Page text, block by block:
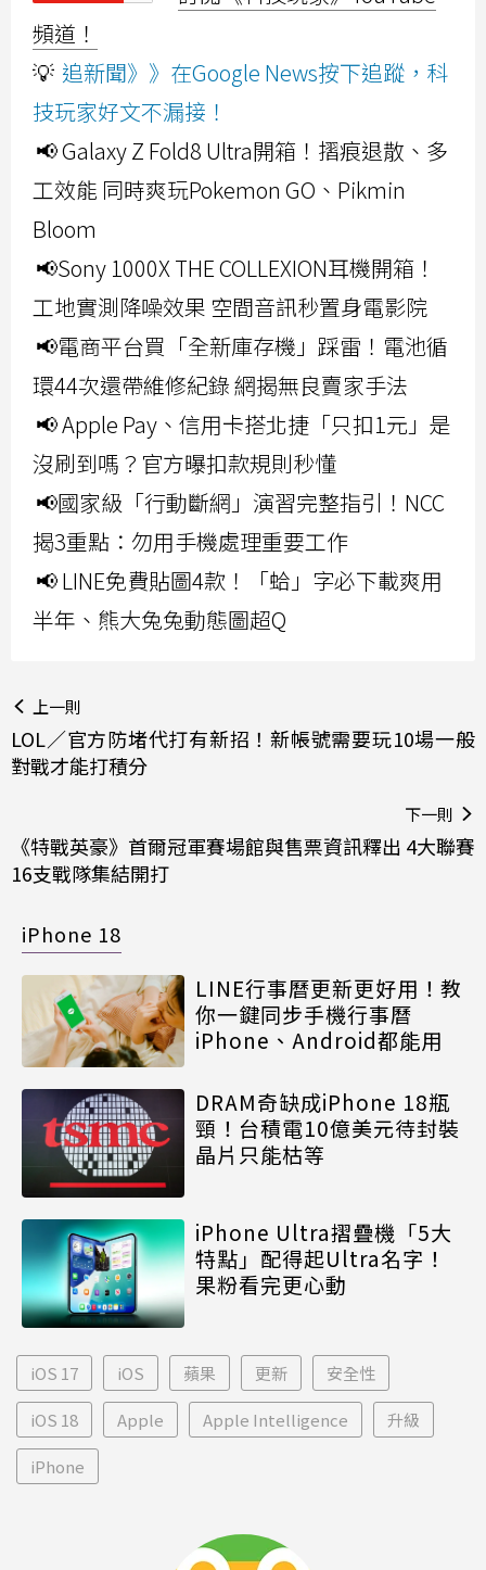
頻道！
💡 追新聞》》在Google News按下追蹤，科
技玩家好文不漏接！
📢 Galaxy Z Fold8 Ultra開箱！摺痕退散、多
工效能 同時爽玩Pokemon GO、Pikmin
Bloom
📢Sony 1000X THE COLLEXION耳機開箱！
工地實測降噪效果 空間音訊秒置身電影院
📢電商平台買「全新庫存機」踩雷！電池循
環44次還帶維修紀錄 網揭無良賣家手法
📢 Apple Pay、信用卡搭北捷「只扣1元」是
沒刷到嗎？官方曝扣款規則秒懂
📢國家級「行動斷網」演習完整指引！NCC
揭3重點：勿用手機處理重要工作
📢 LINE免費貼圖4款！「蛤」字必下載爽用
半年、熊大兔兔動態圖超Q
上一則
LOL／官方防堵代打有新招！新帳號需要玩10場一般
對戰才能打積分
下一則
《特戰英豪》首爾冠軍賽場館與售票資訊釋出 4大聯賽
16支戰隊集結開打
iPhone 18
LINE行事曆更新更好用！教
你一鍵同步手機行事曆
iPhone、Android都能用
DRAM奇缺成iPhone 18瓶
頸！台積電10億美元待封裝
晶片只能枯等
iPhone Ultra摺疊機「5大
特點」配得起Ultra名字！
果粉看完更心動
iOS 17 iOS 蘋果 更新 安全性
iOS 18 Apple Apple Intelligence 升級
iPhone